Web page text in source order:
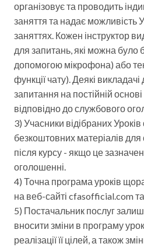
організовує та проводить
заняття та надає можливість
заняттях. Кожен інструктор
для запитань, які можна було
допомогою мікрофона) або
функції чату). Деякі
запитання на постійній
відповідно до службового
3) Учасники відібраних
безкоштовних матеріалів
після курсу - якщо це
оголошенні.
4) Точна програма уроків
на веб-сайті cfasofficial.com
5) Постачальник послуг
вносити зміни в програму
реалізації її цілей, а також